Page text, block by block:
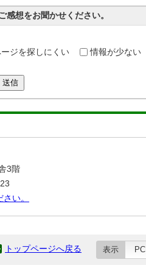
感想をお聞かせください。
ジを探しにくい 情報が少ない
送信
3階
い。
トップページへ戻る 表示 PC